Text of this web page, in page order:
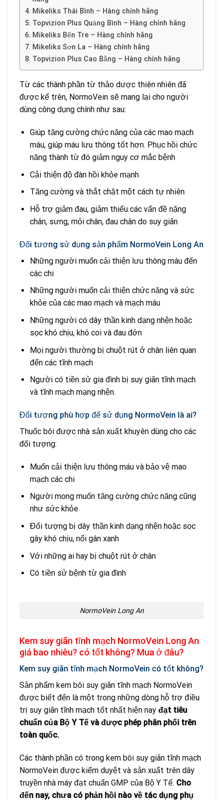
Mikeliks Thái Bình – Hàng chính hãng
Topvizion Plus Quảng Bình – Hàng chính hãng
Mikeliks Bến Tre – Hàng chính hãng
Mikeliks Sơn La – Hàng chính hãng
Topvizion Plus Cao Bằng – Hàng chính hãng
Từ các thành phần từ thảo dược thiên nhiên đã
được kể trên, NormoVein sẽ mang lại cho người
dùng công dụng chính như sau:
Giúp tăng cường chức năng của các mao mạch
máu, giúp máu lưu thông tốt hơn. Phục hồi chức
năng thành từ đó giảm nguy cơ mắc bệnh
Cải thiện độ đàn hồi khỏe mạnh
Tăng cường và thắt chặt một cách tự nhiên
Hỗ trợ giảm đau, giảm thiểu các vấn đề nặng
chân, sưng, mỏi chân, đau chân do suy giãn
Đối tượng sử dụng sản phẩm NormoVein Long An
Những người muốn cải thiện lưu thông máu đến
các chi
Những người muốn cải thiện chức năng và sức
khỏe của các mao mạch và mạch máu
Những người có dây thần kinh dạng nhện hoặc
sọc khó chịu, khó coi và đau đớn
Mọi người thường bị chuột rút ở chân liên quan
đến các tĩnh mạch
Người có tiền sử gia đình bị suy giãn tĩnh mạch
và tĩnh mạch mạng nhện.
Đối tượng phù hợp để sử dụng NormoVein là ai?
Thuốc bôi được nhà sản xuất khuyên dùng cho các
đối tượng:
Muốn cải thiện lưu thông máu và bảo vệ mao
mạch các chi
Người mong muốn tăng cường chức năng cũng
như sức khỏe
Đối tượng bị dây thần kinh dạng nhện hoặc sọc
gây khó chịu, nổi gân xanh
Với những ai hay bị chuột rút ở chân
Có tiền sử bệnh từ gia đình
NormoVein Long An
Kem suy giãn tĩnh mạch NormoVein Long An
giá bao nhiêu? có tốt không? Mua ở đâu?
Kem suy giãn tĩnh mạch NormoVein có tốt không?
Sản phẩm kem bôi suy giãn tĩnh mạch NormoVein
được biết đến là một trong những dòng hỗ trợ điều
trị suy giãn tĩnh mạch tốt nhất hiện nay đạt tiêu
chuẩn của Bộ Y Tế và được phép phân phối trên
toàn quốc.
Các thành phần có trong kem bôi suy giãn tĩnh mạch
NormoVein được kiểm duyệt và sản xuất trên dây
truyền nhà máy đạt chuẩn GMP của Bộ Y Tế. Cho
đến nay, chưa có phản hồi nào về tác dụng phụ